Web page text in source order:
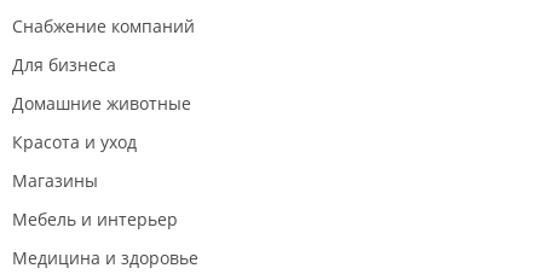
Снабжение компаний
Для бизнеса
Домашние животные
Красота и уход
Магазины
Мебель и интерьер
Медицина и здоровье